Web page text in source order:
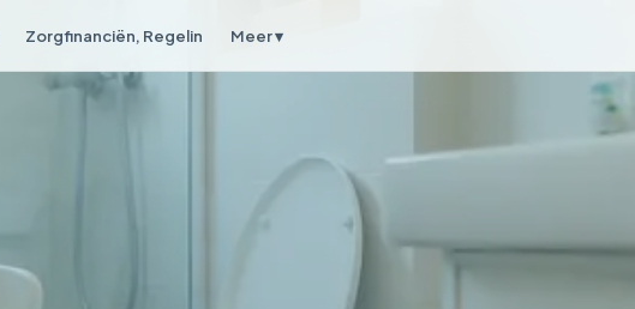
Zorgfinanciën, Regelin Meer ▾